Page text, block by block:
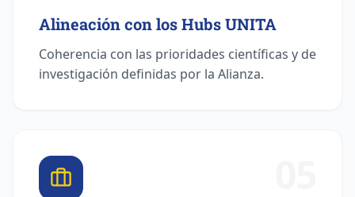
Alineación con los Hubs UNITA
Coherencia con las prioridades científicas y de
investigación definidas por la Alianza.